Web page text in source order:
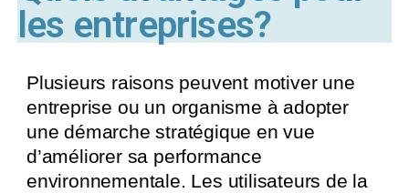
les entreprises?
Plusieurs raisons peuvent motiver une
entreprise ou un organisme à adopter
une démarche stratégique en vue
d’améliorer sa performance
environnementale. Les utilisateurs de la